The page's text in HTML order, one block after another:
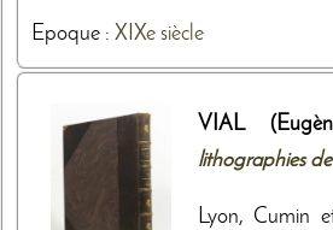
Epoque : XIXe siècle
VIAL
lithographies
Lyon, Cumin